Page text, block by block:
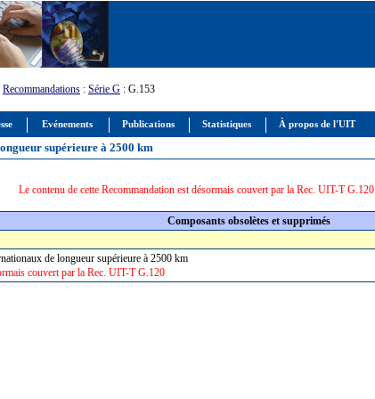
Evénements Publications Statistiques À propos de l'UIT
Recommandations : Série G : G.153
supérieure à 2500 km
Le contenu de cette Recommandation est désormais couvert par la Rec. UIT-T G.120
Composants obsolètes et supprimés
de longueur supérieure à 2500 km
couvert par la Rec. UIT-T G.120